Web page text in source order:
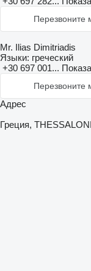
Перезвоните
Mr. Ilias Dimitriadis
Языки: греческий
+30 697 001...
Перезвоните
Адрес
Греция,